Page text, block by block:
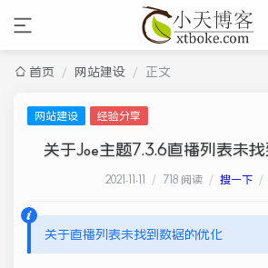
首页 / 网站建设 / 正文
网站建设 经验分享
关于Joe主题7.3.6直播列表未
2021-11-11 / 718 阅读 / 搜一下 /
关于直播列表未找到数据的优化